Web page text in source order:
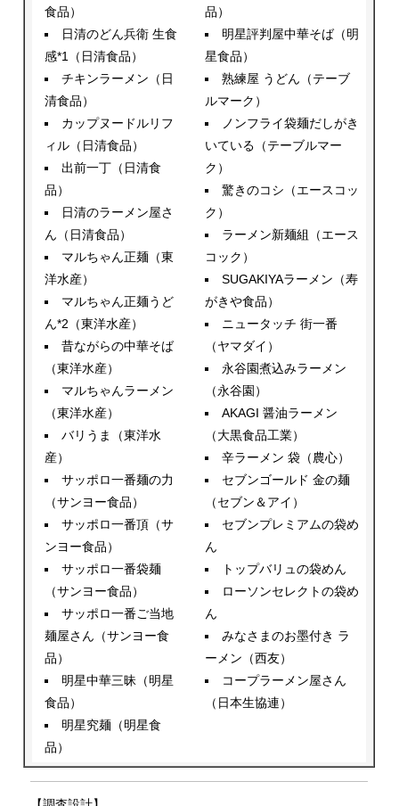
食品）
日清のどん兵衛 生食
感*1（日清食品）
チキンラーメン（日
清食品）
カップヌードルリフ
ィル（日清食品）
出前一丁（日清食
品）
日清のラーメン屋さ
ん（日清食品）
マルちゃん正麺（東
洋水産）
マルちゃん正麺うど
ん*2（東洋水産）
昔ながらの中華そば
（東洋水産）
マルちゃんラーメン
（東洋水産）
バリうま（東洋水
産）
サッポロ一番麺の力
（サンヨー食品）
サッポロ一番頂（サ
ンヨー食品）
サッポロ一番袋麺
（サンヨー食品）
サッポロ一番ご当地
麺屋さん（サンヨー食
品）
明星中華三昧（明星
食品）
明星究麺（明星食
品）
品）
明星評判屋中華そば（明
星食品）
熟練屋 うどん（テーブ
ルマーク）
ノンフライ袋麺だしがき
いている（テーブルマー
ク）
驚きのコシ（エースコッ
ク）
ラーメン新麺組（エース
コック）
SUGAKIYAラーメン（寿
がきや食品）
ニュータッチ 街一番
（ヤマダイ）
永谷園煮込みラーメン
（永谷園）
AKAGI 醤油ラーメン
（大黒食品工業）
辛ラーメン 袋（農心）
セブンゴールド 金の麺
（セブン＆アイ）
セブンプレミアムの袋め
ん
トップバリュの袋めん
ローソンセレクトの袋め
ん
みなさまのお墨付き ラ
ーメン（西友）
コープラーメン屋さん
（日本生協連）